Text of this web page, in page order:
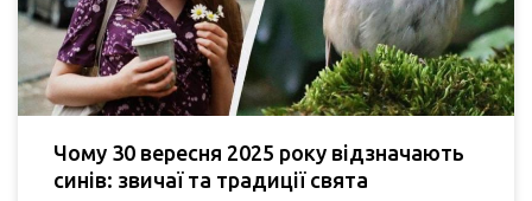
Чому 30 вересня 2025 року відзначають
синів: звичаї та традиції свята